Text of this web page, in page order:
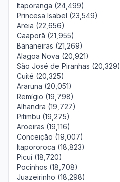
Itaporanga (24,499)
Princesa Isabel (23,549)
Areia (22,656)
Caaporã (21,955)
Bananeiras (21,269)
Alagoa Nova (20,921)
São José de Piranhas (20,329)
Cuité (20,325)
Araruna (20,051)
Remígio (19,798)
Alhandra (19,727)
Pitimbu (19,275)
Aroeiras (19,116)
Conceição (19,007)
Itapororoca (18,823)
Picuí (18,720)
Pocinhos (18,708)
Juazeirinho (18,298)